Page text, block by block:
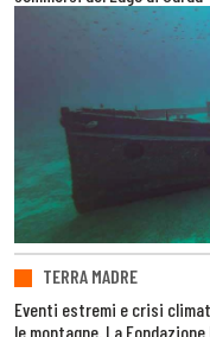
TERRA MADRE
Eventi estremi e crisi
le montagne. La